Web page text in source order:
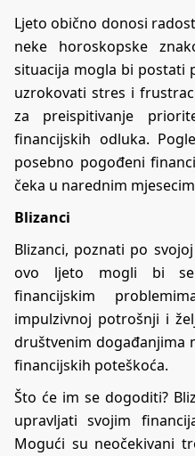
Ljeto obično donosi
neke horoskopske
situacija mogla bi postati
uzrokovati stres i
za preispitivanje
financijskih odluka.
posebno pogođeni
čeka u narednim
Blizanci
Blizanci, poznati po
ovo ljeto mogli bi se
financijskim
impulzivnoj potrošnji i
društvenim događanjima
financijskih poteškoća.
Što će im se dogoditi?
upravljati svojim
Mogući su neočekivani